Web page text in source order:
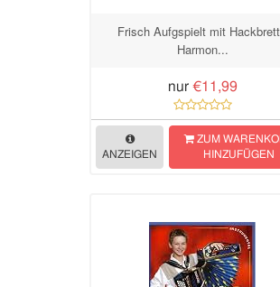
Frisch Aufgspielt mit
Harmon...
nur €11,99
ANZEIGEN
ZUM
HINZUFÜGEN